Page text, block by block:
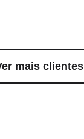
mais clientes